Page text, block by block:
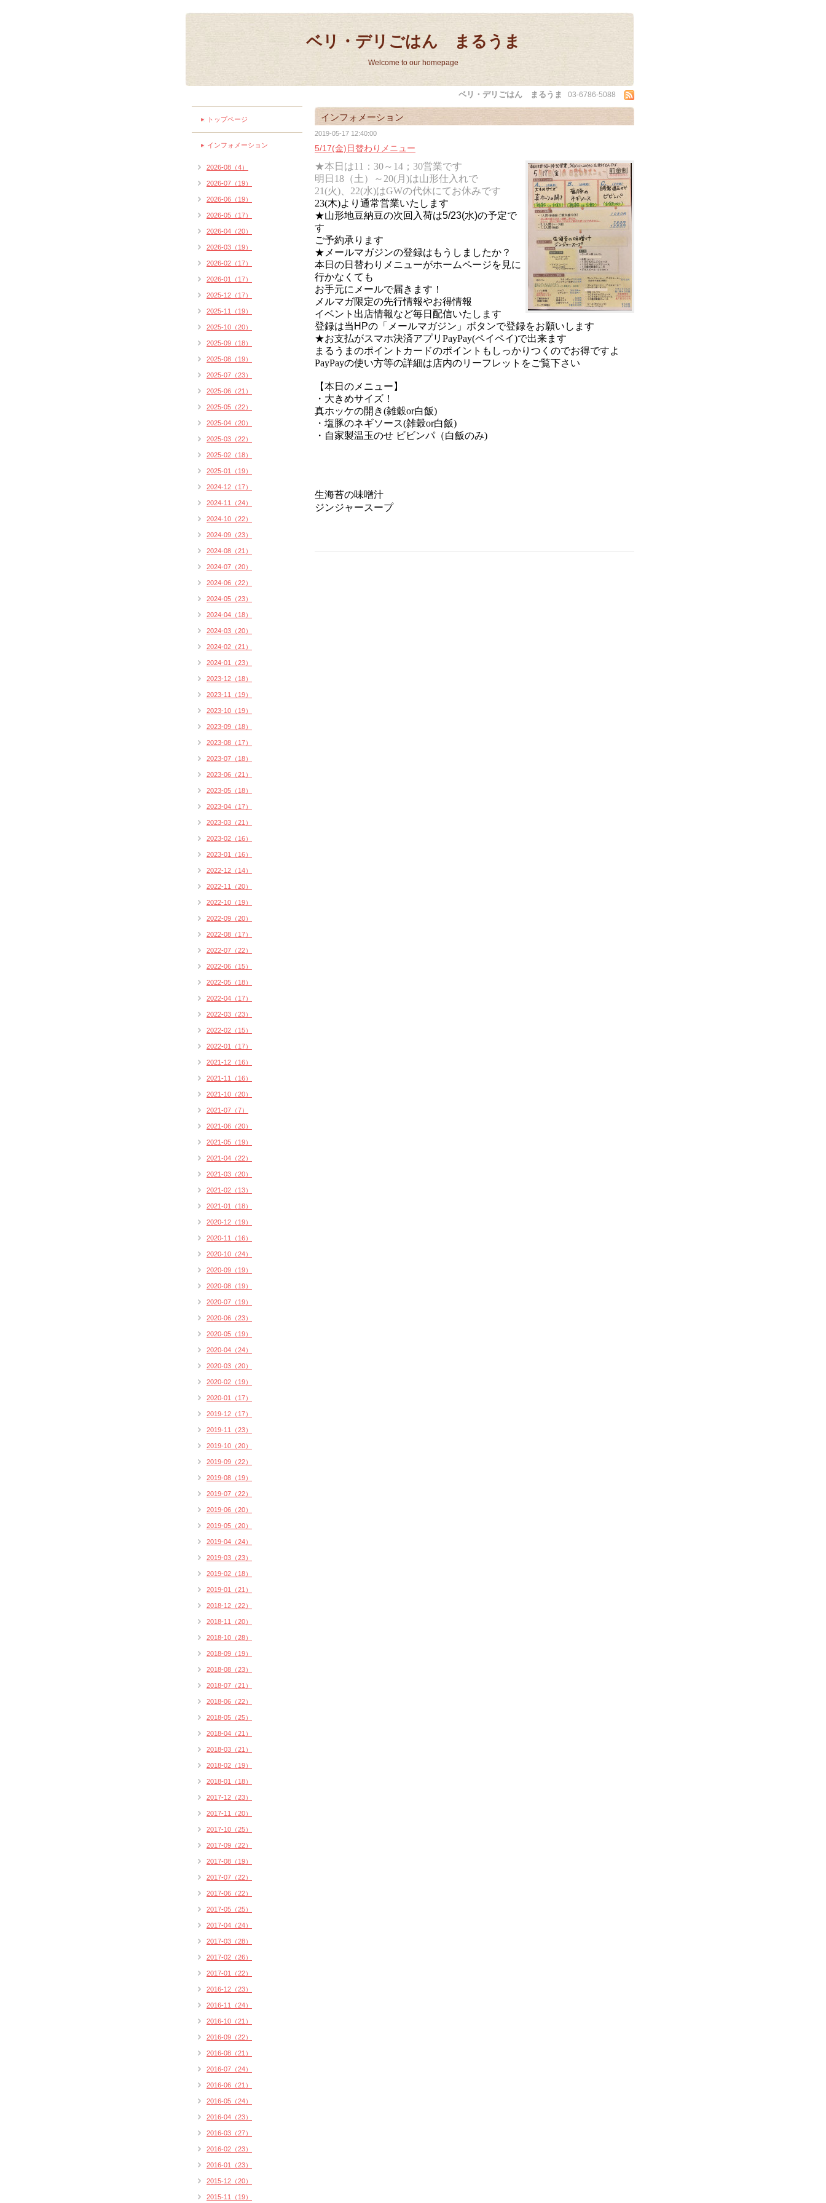
ベリ・デリごはん まるうま
Welcome to our homepage
ベリ・デリごはん まるうま 03-6786-5088
インフォメーション
2019-05-17 12:40:00
5/17(金)日替わりメニュー
★本日は11：30～14；30営業です
明日18（土）～20(月)は山形仕入れで
21(火)、22(水)はGWの代休にてお休みです
23(木)より通常営業いたします
★山形地豆納豆の次回入荷は5/23(水)の予定で
す
ご予約承ります
★メールマガジンの登録はもうしましたか？
本日の日替わりメニューがホームページを見に
行かなくても
お手元にメールで届きます！
メルマガ限定の先行情報やお得情報
イベント出店情報など毎日配信いたします
登録は当HPの「メールマガジン」ボタンで登録をお願いします
★お支払がスマホ決済アプリPayPay(ペイペイ)で出来ます
まるうまのポイントカードのポイントもしっかりつくのでお得ですよ
PayPayの使い方等の詳細は店内のリーフレットをご覧下さい
【本日のメニュー】
・大きめサイズ！
真ホッケの開き(雑穀or白飯)
・塩豚のネギソース(雑穀or白飯)
・自家製温玉のせ ビビンパ（白飯のみ)
生海苔の味噌汁
ジンジャースープ
トップページ
インフォメーション
2026-08（4）
2026-07（19）
2026-06（19）
2026-05（17）
2026-04（20）
2026-03（19）
2026-02（17）
2026-01（17）
2025-12（17）
2025-11（19）
2025-10（20）
2025-09（18）
2025-08（19）
2025-07（23）
2025-06（21）
2025-05（22）
2025-04（20）
2025-03（22）
2025-02（18）
2025-01（19）
2024-12（17）
2024-11（24）
2024-10（22）
2024-09（23）
2024-08（21）
2024-07（20）
2024-06（22）
2024-05（23）
2024-04（18）
2024-03（20）
2024-02（21）
2024-01（23）
2023-12（18）
2023-11（19）
2023-10（19）
2023-09（18）
2023-08（17）
2023-07（18）
2023-06（21）
2023-05（18）
2023-04（17）
2023-03（21）
2023-02（16）
2023-01（16）
2022-12（14）
2022-11（20）
2022-10（19）
2022-09（20）
2022-08（17）
2022-07（22）
2022-06（15）
2022-05（18）
2022-04（17）
2022-03（23）
2022-02（15）
2022-01（17）
2021-12（16）
2021-11（16）
2021-10（20）
2021-07（7）
2021-06（20）
2021-05（19）
2021-04（22）
2021-03（20）
2021-02（13）
2021-01（18）
2020-12（19）
2020-11（16）
2020-10（24）
2020-09（19）
2020-08（19）
2020-07（19）
2020-06（23）
2020-05（19）
2020-04（24）
2020-03（20）
2020-02（19）
2020-01（17）
2019-12（17）
2019-11（23）
2019-10（20）
2019-09（22）
2019-08（19）
2019-07（22）
2019-06（20）
2019-05（20）
2019-04（24）
2019-03（23）
2019-02（18）
2019-01（21）
2018-12（22）
2018-11（20）
2018-10（28）
2018-09（19）
2018-08（23）
2018-07（21）
2018-06（22）
2018-05（25）
2018-04（21）
2018-03（21）
2018-02（19）
2018-01（18）
2017-12（23）
2017-11（20）
2017-10（25）
2017-09（22）
2017-08（19）
2017-07（22）
2017-06（22）
2017-05（25）
2017-04（24）
2017-03（28）
2017-02（26）
2017-01（22）
2016-12（23）
2016-11（24）
2016-10（21）
2016-09（22）
2016-08（21）
2016-07（24）
2016-06（21）
2016-05（24）
2016-04（23）
2016-03（27）
2016-02（23）
2016-01（23）
2015-12（20）
2015-11（19）